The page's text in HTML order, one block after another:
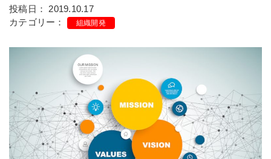
投稿日： 2019.10.17
カテゴリー：
組織開発